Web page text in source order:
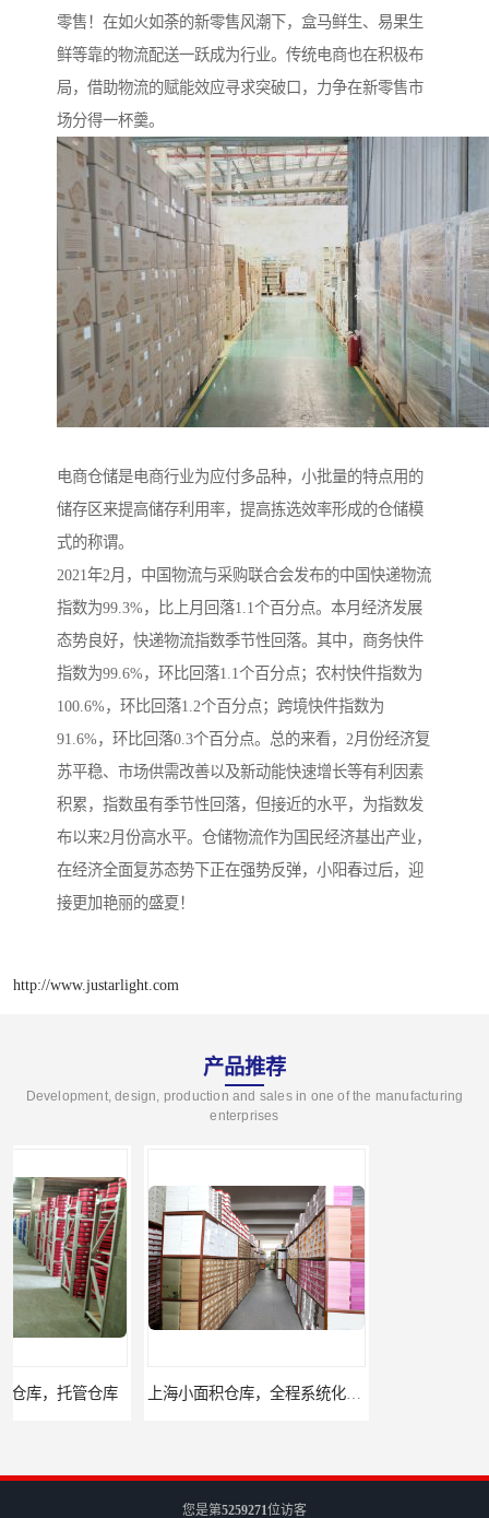
零售！在如火如荼的新零售风潮下，盒马鲜生、易果生
鲜等靠的物流配送一跃成为行业。传统电商也在积极布
局，借助物流的赋能效应寻求突破口，力争在新零售市
场分得一杯羹。
电商仓储是电商行业为应付多品种，小批量的特点用的
储存区来提高储存利用率，提高拣选效率形成的仓储模
式的称谓。
2021年2月，中国物流与采购联合会发布的中国快递物流
指数为99.3%，比上月回落1.1个百分点。本月经济发展
态势良好，快递物流指数季节性回落。其中，商务快件
指数为99.6%，环比回落1.1个百分点；农村快件指数为
100.6%，环比回落1.2个百分点；跨境快件指数为
91.6%，环比回落0.3个百分点。总的来看，2月份经济复
苏平稳、市场供需改善以及新动能快速增长等有利因素
积累，指数虽有季节性回落，但接近的水平，为指数发
布以来2月份高水平。仓储物流作为国民经济基出产业，
在经济全面复苏态势下正在强势反弹，小阳春过后，迎
接更加艳丽的盛夏！
http://www.justarlight.com
产品推荐
Development, design, production and sales in one of the manufacturing
enterprises
上海小面积仓库，全程系统化管理
您是第5259271位访客